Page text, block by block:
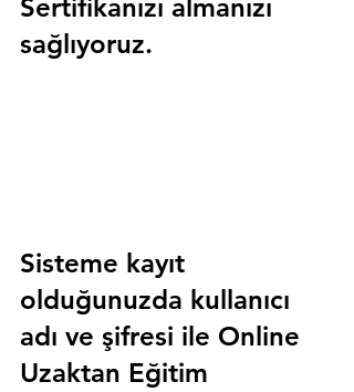
Sertifikanızı almanızı
sağlıyoruz.
Sisteme kayıt
olduğunuzda kullanıcı
adı ve şifresi ile Online
Uzaktan Eğitim